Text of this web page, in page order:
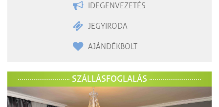
IDEGENVEZETÉS
JEGYIRODA
AJÁNDÉKBOLT
SZÁLLÁSFOGLALÁS